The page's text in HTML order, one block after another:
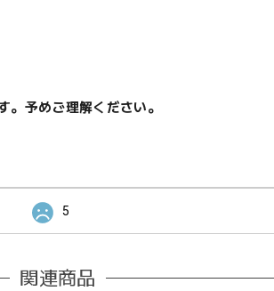
予めご理解ください。
5
関連商品